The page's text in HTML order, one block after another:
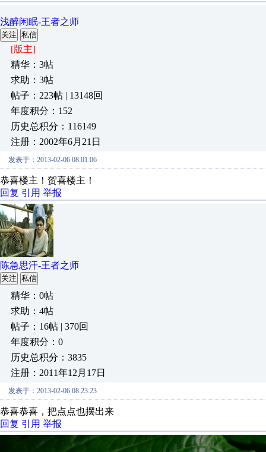
浅醉闲眠-王者之师
关注 私信
[版主]
精华：3帖
求助：3帖
帖子：223帖 | 13148回
年度积分：152
历史总积分：116149
注册：2002年6月21日
发表于：2013-02-06 08:01:06
恭喜楼主！贺喜楼主
回复 引用 举报
陈急思汗-王者之师
关注 私信
精华：0帖
求助：4帖
帖子：16帖 | 370回
年度积分：0
历史总积分：3835
注册：2011年12月17日
发表于：2013-02-06 08:23:23
恭喜恭喜，把点点也摆出来
回复 引用 举报